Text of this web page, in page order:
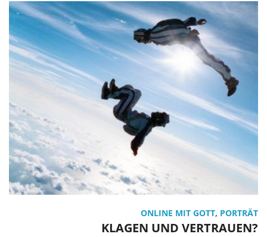
ONLINE MIT GOTT, PORTRÄT
KLAGEN UND VERTRAUEN?